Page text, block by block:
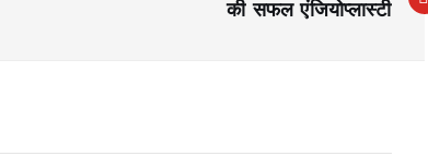
की सफल एंजियोप्लास्टी